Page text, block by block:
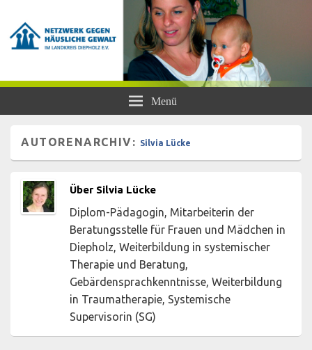
Netzwerk gegen Häusliche Gewalt
Frauen- und Kinderschutzhaus Diepholz, Beratungsstellen für Frauen und
Mädchen, BISS
Menü
AUTORENARCHIV: Silvia Lücke
Über Silvia Lücke
Diplom-Pädagogin, Mitarbeiterin der
Beratungsstelle für Frauen und Mädchen in
Diepholz, Weiterbildung in systemischer
Therapie und Beratung,
Gebärdensprachkenntnisse, Weiterbildung
in Traumatherapie, Systemische
Supervisorin (SG)